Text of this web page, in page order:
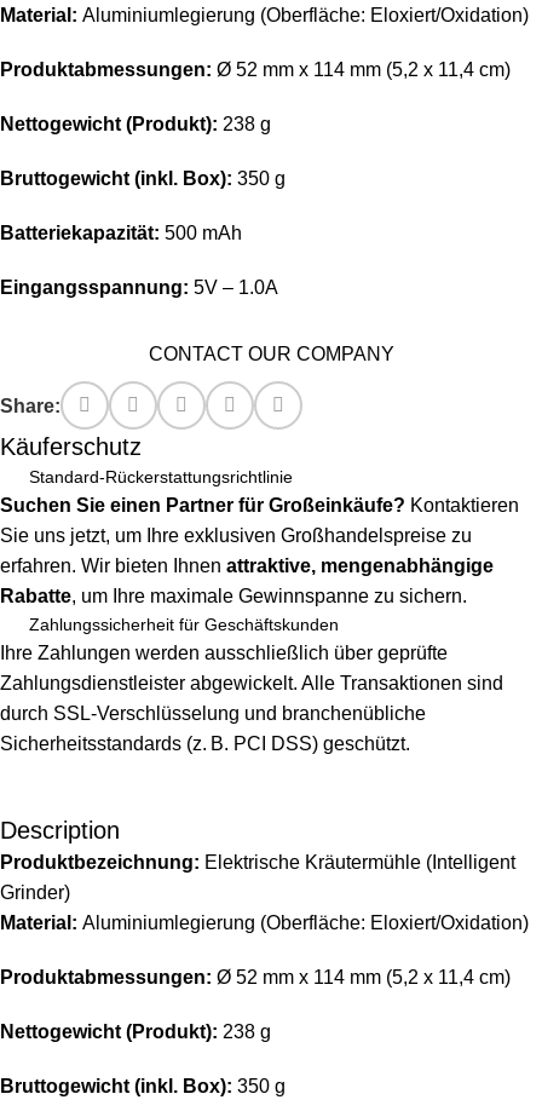
Material: Aluminiumlegierung (Oberfläche: Eloxiert/Oxidation)
Produktabmessungen: Ø 52 mm x 114 mm (5,2 x 11,4 cm)
Nettogewicht (Produkt): 238 g
Bruttogewicht (inkl. Box): 350 g
Batteriekapazität: 500 mAh
Eingangsspannung: 5V – 1.0A
CONTACT OUR COMPANY
Share:
Käuferschutz
Standard-Rückerstattungsrichtlinie
Suchen Sie einen Partner für Großeinkäufe? Kontaktieren
Sie uns jetzt, um Ihre exklusiven Großhandelspreise zu
erfahren. Wir bieten Ihnen attraktive, mengenabhängige
Rabatte, um Ihre maximale Gewinnspanne zu sichern.
Zahlungssicherheit für Geschäftskunden
Ihre Zahlungen werden ausschließlich über geprüfte
Zahlungsdienstleister abgewickelt. Alle Transaktionen sind
durch SSL-Verschlüsselung und branchenübliche
Sicherheitsstandards (z. B. PCI DSS) geschützt.
Unbeatable offers
Black Friday Blowout!
Description
Produktbezeichnung: Elektrische Kräutermühle (Intelligent
Grinder)
Material: Aluminiumlegierung (Oberfläche: Eloxiert/Oxidation)
Produktabmessungen: Ø 52 mm x 114 mm (5,2 x 11,4 cm)
Nettogewicht (Produkt): 238 g
Bruttogewicht (inkl. Box): 350 g